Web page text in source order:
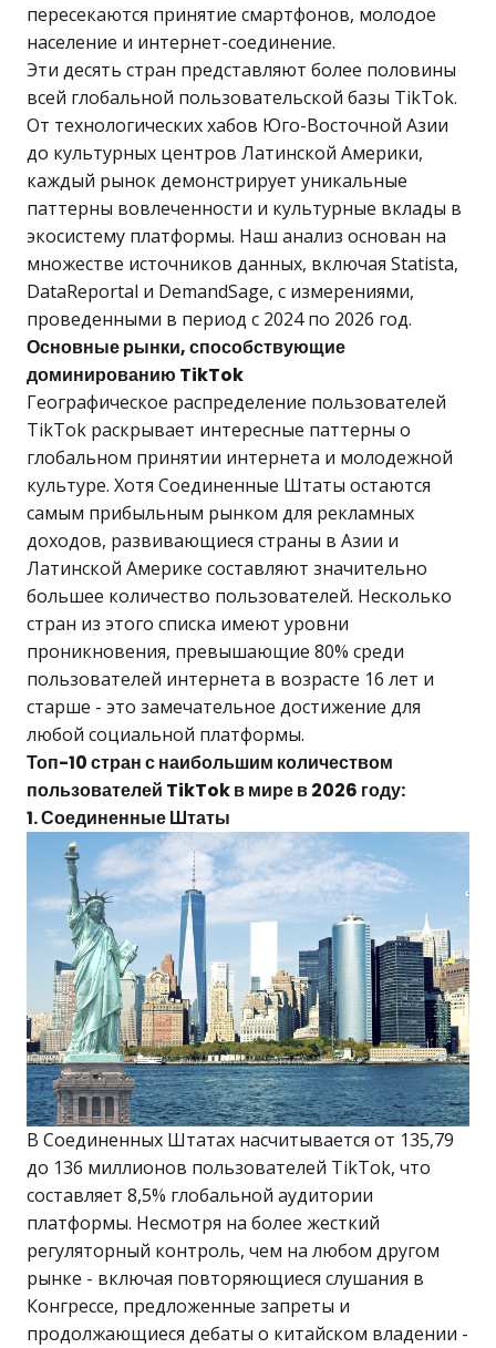
пересекаются принятие смартфонов, молодое
население и интернет-соединение.
Эти десять стран представляют более половины
всей глобальной пользовательской базы TikTok.
От технологических хабов Юго-Восточной Азии
до культурных центров Латинской Америки,
каждый рынок демонстрирует уникальные
паттерны вовлеченности и культурные вклады в
экосистему платформы. Наш анализ основан на
множестве источников данных, включая Statista,
DataReportal и DemandSage, с измерениями,
проведенными в период с 2024 по 2026 год.
Основные рынки, способствующие
доминированию TikTok
Географическое распределение пользователей
TikTok раскрывает интересные паттерны о
глобальном принятии интернета и молодежной
культуре. Хотя Соединенные Штаты остаются
самым прибыльным рынком для рекламных
доходов, развивающиеся страны в Азии и
Латинской Америке составляют значительно
большее количество пользователей. Несколько
стран из этого списка имеют уровни
проникновения, превышающие 80% среди
пользователей интернета в возрасте 16 лет и
старше - это замечательное достижение для
любой социальной платформы.
Топ-10 стран с наибольшим количеством
пользователей TikTok в мире в 2026 году:
1. Соединенные Штаты
В Соединенных Штатах насчитывается от 135,79
до 136 миллионов пользователей TikTok, что
составляет 8,5% глобальной аудитории
платформы. Несмотря на более жесткий
регуляторный контроль, чем на любом другом
рынке - включая повторяющиеся слушания в
Конгрессе, предложенные запреты и
продолжающиеся дебаты о китайском владении -